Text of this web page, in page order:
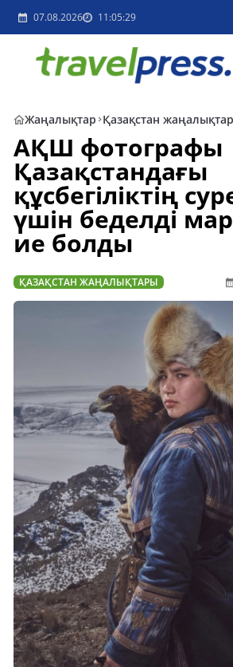
07.08.2026 11:05:29
Жаңалықтар Қазақстан
АҚШ фотографы
Қазақстандағы
құсбегіліктің
үшін беделді
ие болды
ҚАЗАҚСТАН ЖАҢАЛЫҚТАРЫ